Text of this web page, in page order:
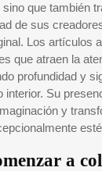
que también
de sus
Los artículos
que atraen la
profundidad y
interior. Su
y
a